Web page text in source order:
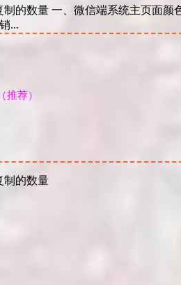
的数量 一、微信端系统主页面
...
（推荐）
制的数量